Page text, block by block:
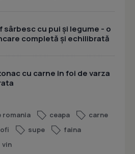
sârbesc cu pui și legume - o
completă și echilibrată
cu carne in foi de varza
romania ceapa
carne
supe
faina
vin